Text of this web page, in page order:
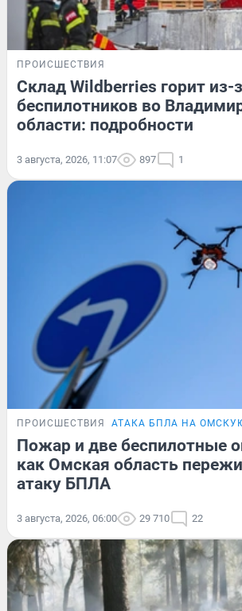
ПРОИСШЕСТВИЯ
Склад Wildberries горит из-
беспилотников во
области: подробности
3 августа, 2026, 11:07 897 1
ПРОИСШЕСТВИЯ АТАКА БПЛА НА
Пожар и две беспилотные
как Омская область
атаку БПЛА
3 августа, 2026, 06:00 29 710 22